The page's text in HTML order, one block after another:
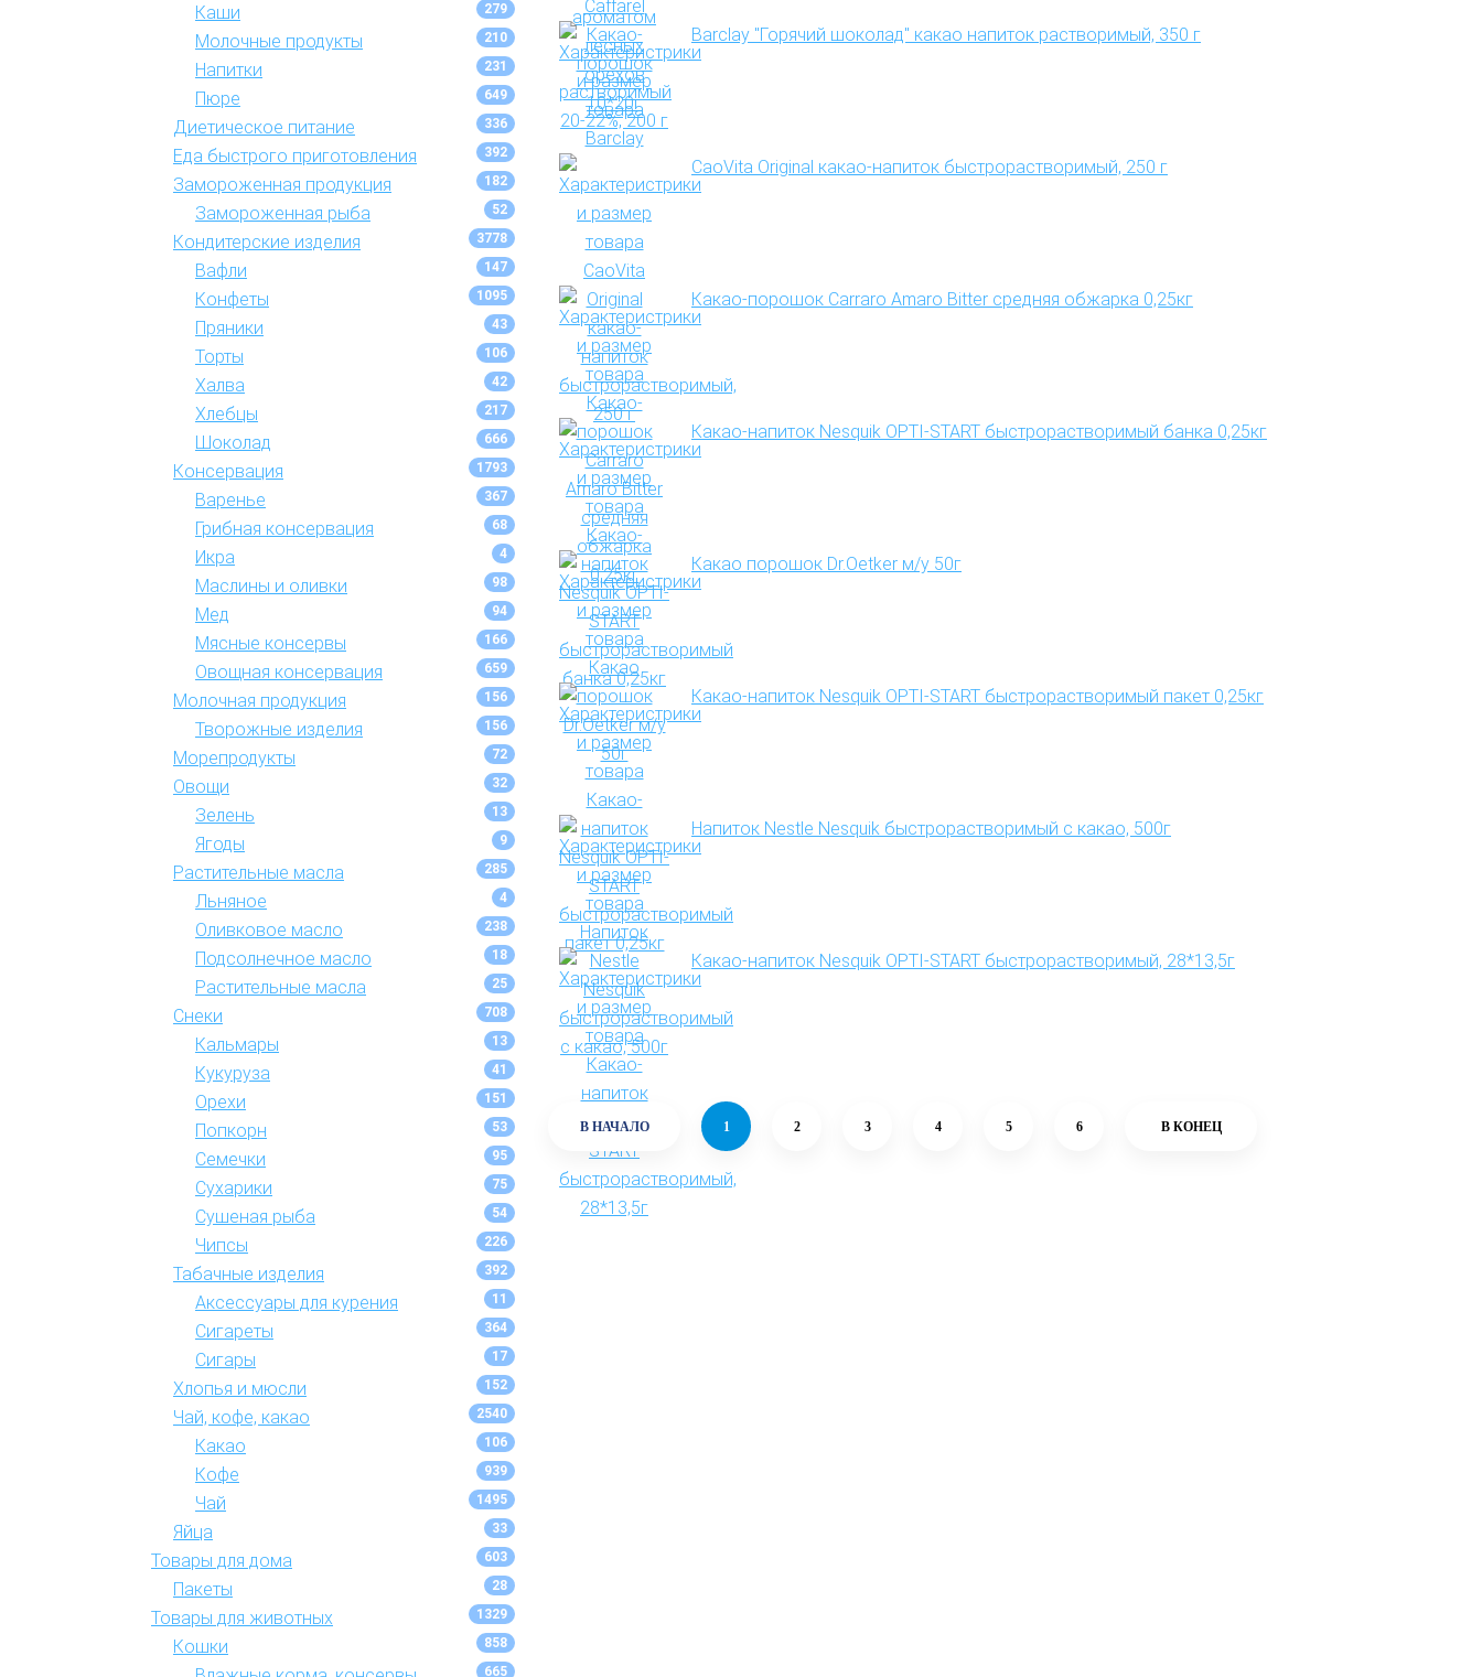
Каши 279
Молочные продукты 210
Напитки 231
Пюре 649
Диетическое питание 336
Еда быстрого приготовления 392
Замороженная продукция 182
Замороженная рыба 52
Кондитерские изделия 3778
Вафли 147
Конфеты 1095
Пряники 43
Торты 106
Халва 42
Хлебцы 217
Шоколад 666
Консервация 1793
Варенье 367
Грибная консервация 68
Икра 4
Маслины и оливки 98
Мед 94
Мясные консервы 166
Овощная консервация 659
Молочная продукция 156
Творожные изделия 156
Морепродукты 72
Овощи 32
Зелень 13
Ягоды 9
Растительные масла 285
Льняное 4
Оливковое масло 238
Подсолнечное масло 18
Растительные масла 25
Снеки 708
Кальмары 13
Кукуруза 41
Орехи 151
Попкорн 53
Семечки 95
Сухарики 75
Сушеная рыба 54
Чипсы 226
Табачные изделия 392
Аксессуары для курения 11
Сигареты 364
Сигары 17
Хлопья и мюсли 152
Чай, кофе, какао 2540
Какао 106
Кофе 939
Чай 1495
Яйца 33
Товары для дома 603
Пакеты 28
Товары для животных 1329
Кошки 858
665
Barclay "Горячий шоколад" какао напиток растворимый, 350 г
CaoVita Original какао-напиток быстрорастворимый, 250 г
Какао-порошок Carraro Amaro Bitter средняя обжарка 0,25кг
Какао-напиток Nesquik OPTI-START быстрорастворимый банка 0,25кг
Какао порошок Dr.Oetker м/у 50г
Какао-напиток Nesquik OPTI-START быстрорастворимый пакет 0,25кг
Напиток Nestle Nesquik быстрорастворимый с какао, 500г
Какао-напиток Nesquik OPTI-START быстрорастворимый, 28*13,5г
В НАЧАЛО 1 2 3 4 5 6 В КОНЕЦ